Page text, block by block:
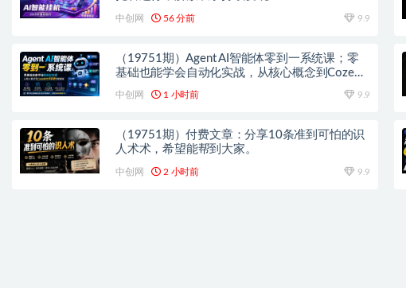
中创网 56 分前 9.9
（19751期）Agent AI智能体零到一系统课；零
基础也能学会自动化实战，从核心概念到Coze工
中创网 1 小时前 9.9
（19751期）付费文章：分享10条准到可怕的识
人术术，希望能帮到大家。
中创网 2 小时前 9.9